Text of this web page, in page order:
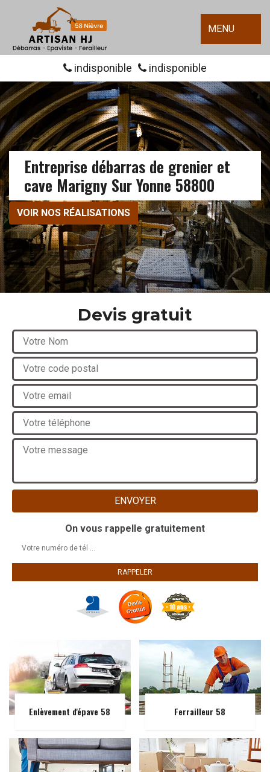
MENU
indisponible indisponible
Entreprise débarras de grenier et
cave Marigny Sur Yonne 58800
VOIR NOS RÉALISATIONS
Devis gratuit
On vous rappelle gratuitement
Enlèvement d'épave 58 Ferrailleur 58